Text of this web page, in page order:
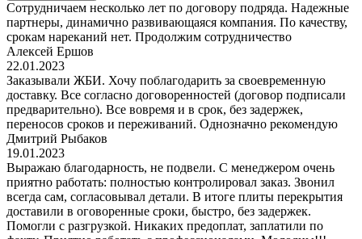
Сотрудничаем несколько лет по договору подряда. Надежные
партнеры, динамично развивающаяся компания. По качеству,
срокам нареканий нет. Продолжим сотрудничество
Алексей Ершов
22.01.2023
Заказывали ЖБИ. Хочу поблагодарить за своевременную
доставку. Все согласно договоренностей (договор подписали
предварительно). Все вовремя и в срок, без задержек,
переносов сроков и переживаний. Однозначно рекомендую
Дмитрий Рыбаков
19.01.2023
Выражаю благодарность, не подвели. С менеджером очень
приятно работать: полностью контролировал заказ. Звонил
всегда сам, согласовывал детали. В итоге плиты перекрытия
доставили в оговоренные сроки, быстро, без задержек.
Помогли с разгрузкой. Никаких предоплат, заплатили по